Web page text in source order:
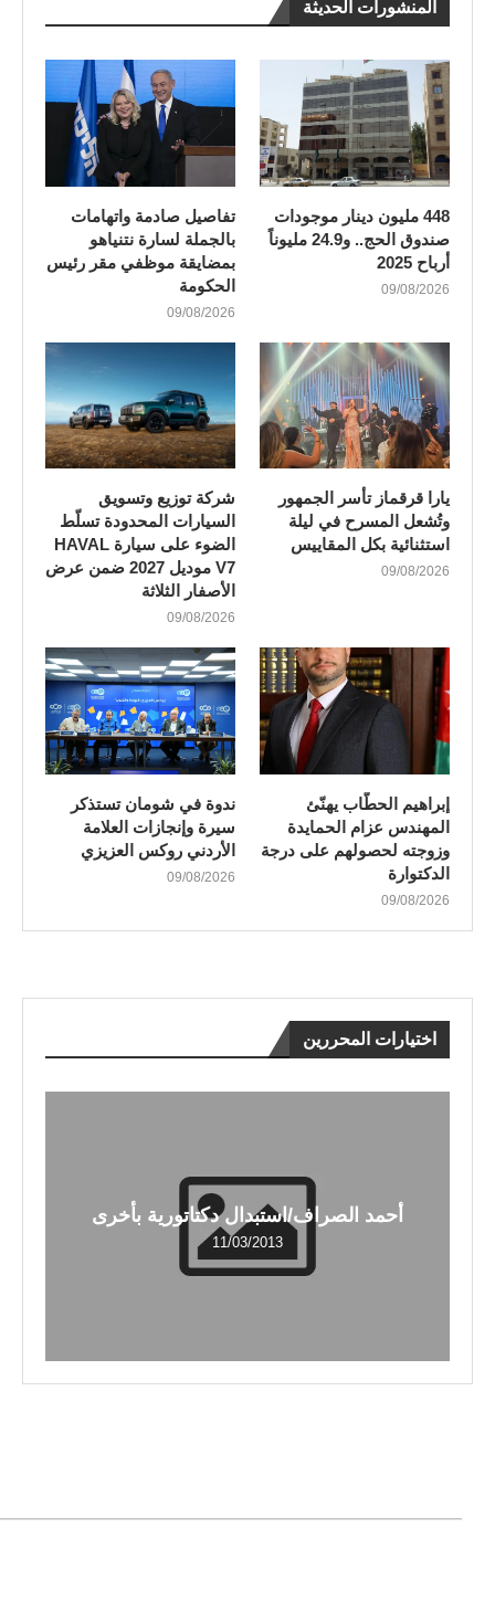
المنشورات الحديثة
448 مليون دينار موجودات
صندوق الحج.. و24.9 مليوناً
أرباح 2025
09/08/2026
تفاصيل صادمة واتهامات
بالجملة لسارة نتنياهو
بمضايقة موظفي مقر رئيس
الحكومة
09/08/2026
يارا قرقماز تأسر الجمهور
وتُشعل المسرح في ليلة
استثنائية بكل المقاييس
09/08/2026
شركة توزيع وتسويق
السيارات المحدودة تسلّط
الضوء على سيارة HAVAL
V7 موديل 2027 ضمن عرض
الأصفار الثلاثة
09/08/2026
إبراهيم الحطّاب يهنّئ
المهندس عزام الحمايدة
وزوجته لحصولهم على درجة
الدكتوارة
09/08/2026
ندوة في شومان تستذكر
سيرة وإنجازات العلامة
الأردني روكس العزيزي
09/08/2026
اختيارات المحررين
أحمد الصراف/استبدال دكتاتورية بأخرى
11/03/2013